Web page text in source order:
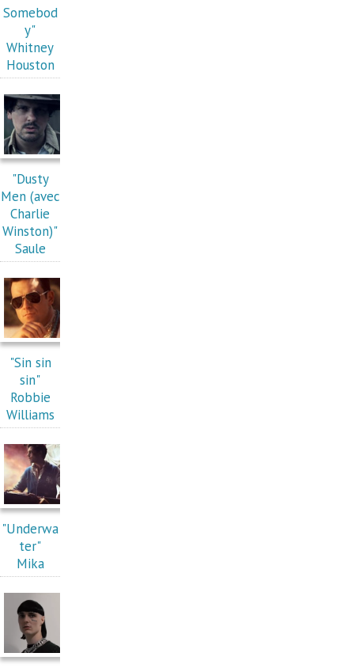
Somebod
y"
Whitney
Houston
"Dusty
Men (avec
Charlie
Winston)"
Saule
"Sin sin
sin"
Robbie
Williams
"Underwa
ter"
Mika